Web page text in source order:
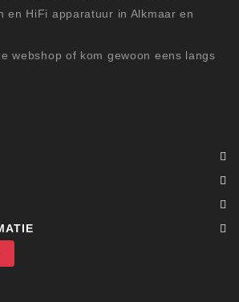
en HiFi apparatuur in Alkmaar en
webshop of kom gewoon eens langs